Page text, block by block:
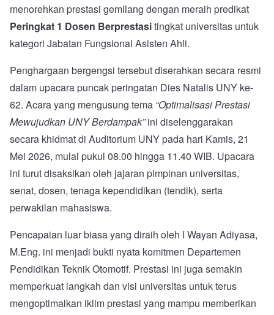
menorehkan prestasi gemilang dengan meraih predikat
Peringkat 1 Dosen Berprestasitingkat universitas untuk
kategori Jabatan Fungsional Asisten Ahli.
Penghargaan bergengsi tersebut diserahkan secara resmi
dalam upacara puncak peringatan Dies Natalis UNY ke-
62. Acara yang mengusung tema “Optimalisasi Prestasi
Mewujudkan UNY Berdampak”ini diselenggarakan
secara khidmat di Auditorium UNY pada hari Kamis, 21
Mei 2026, mulai pukul 08.00 hingga 11.40 WIB. Upacara
ini turut disaksikan oleh jajaran pimpinan universitas,
senat, dosen, tenaga kependidikan (tendik), serta
perwakilan mahasiswa.
Pencapaian luar biasa yang diraih oleh I Wayan Adiyasa,
M.Eng. ini menjadi bukti nyata komitmen Departemen
Pendidikan Teknik Otomotif. Prestasi ini juga semakin
memperkuat langkah dan visi universitas untuk terus
mengoptimalkan iklim prestasi yang mampu memberikan